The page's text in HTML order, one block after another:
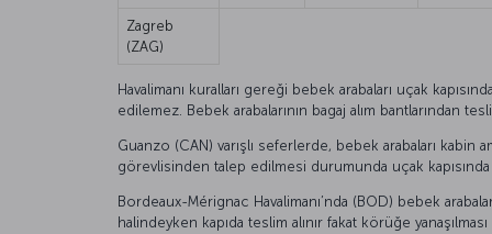
Zagreb
(ZAG)
Havalimanı kuralları gereği bebek arabaları uçak
edilemez. Bebek arabalarının bagaj alım bantlarından
Guanzo (CAN) varışlı seferlerde, bebek arabaları kabin
görevlisinden talep edilmesi durumunda uçak
Bordeaux-Mérignac Havalimanı’nda (BOD) bebek
halindeyken kapıda teslim alınır fakat körüğe